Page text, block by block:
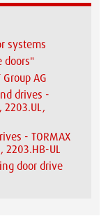
systems
doors"
AG
drives -
2203.UL,
- TORMAX
2203.HB-UL
door drive